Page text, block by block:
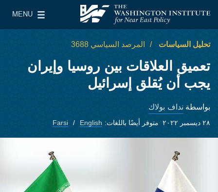
معهد واشنطن لسياسات الشرق الأدنى
MENU
Main Menu
تحليل السياسات المرصد السياسي 3688
تعميق العلاقات بين روسيا وإيران
يجب أن يُقلق إسرائيل
بواسطة نداف بولاك
٢٨ ديسمبر ٢٠٢٢ متوفر أيضًا باللغات: English
Farsi